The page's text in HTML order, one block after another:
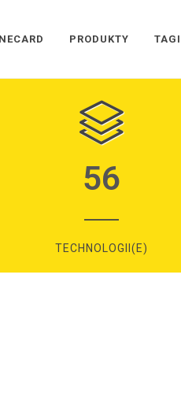
PRODUKTY TAGI
56
TECHNOLOGII(E)